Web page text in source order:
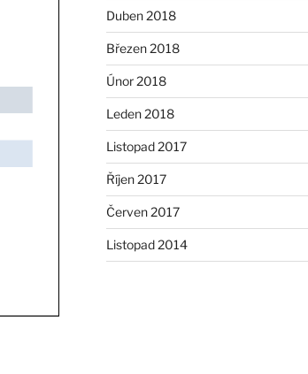
Duben 2018
Březen 2018
Únor 2018
Leden 2018
Listopad 2017
Říjen 2017
Červen 2017
Listopad 2014